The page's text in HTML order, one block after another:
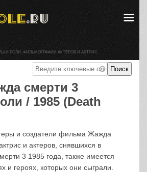
смерти 3
/ 1985 (Death
и создатели фильма Жажда
и актеров, снявшихся в
3 1985 года, также имеется
и героях, которых они сыграли.
И РОЛИ. ФИЛЬМОГРАФИИ АКТЕРОВ И АКТРИС.